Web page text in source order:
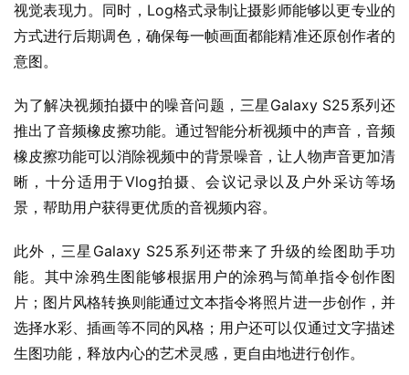
视觉表现力。同时，Log格式录制让摄影师能够以更专业的
方式进行后期调色，确保每一帧画面都能精准还原创作者的
意图。
为了解决视频拍摄中的噪音问题，三星Galaxy S25系列还
推出了音频橡皮擦功能。通过智能分析视频中的声音，音频
橡皮擦功能可以消除视频中的背景噪音，让人物声音更加清
晰，十分适用于Vlog拍摄、会议记录以及户外采访等场
景，帮助用户获得更优质的音视频内容。
此外，三星Galaxy S25系列还带来了升级的绘图助手功
能。其中涂鸦生图能够根据用户的涂鸦与简单指令创作图
片；图片风格转换则能通过文本指令将照片进一步创作，并
选择水彩、插画等不同的风格；用户还可以仅通过文字描述
生图功能，释放内心的艺术灵感，更自由地进行创作。